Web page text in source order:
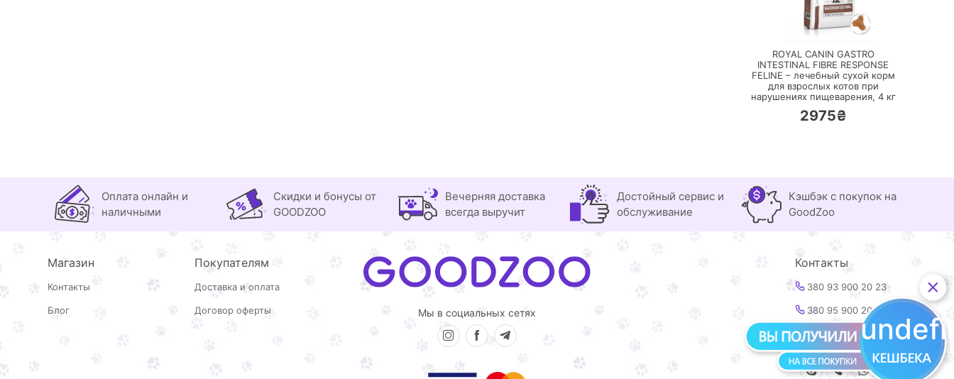
ПЕРЕЙТИ
ROYAL CANIN GASTRO
INTESTINAL FIBRE RESPONSE
FELINE – лечебный сухой корм
для взрослых котов при
нарушениях пищеварения, 4 кг
2975₴
Оплата онлайн и
наличными
Скидки и бонусы от
GOODZOO
Вечерняя доставка
всегда выручит
Достойный сервис и
обслуживание
Кэшбэк с покупок на
GoodZoo
Магазин
Контакты
Блог
Покупателям
Доставка и оплата
Договор оферты Мы в социальных сетях
Контакты
380 93 900 20 23
380 95 900 20 23
info@goodzoo.com.ua